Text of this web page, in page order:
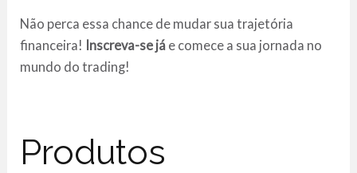
Não perca essa chance de mudar sua trajetória
financeira! Inscreva-se já e comece a sua jornada no
mundo do trading!
Produtos